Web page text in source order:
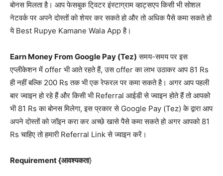
बोनस मिलता है। आप फेसबुक टि्वटर इंस्टाग्राम व्हाट्सएप किसी भी सोशल
नेटवर्क पर अपने दोस्तों को शेयर कर सकते हो और तो अधिक पैसे कमा सकते हो
ये Best Rupye Kamane Wala App है।
Earn Money From Google Pay (Tez) समय-समय पर इस
एप्लीकेशन में offer भी आते रहते हैं, उस offer का लाभ उठाकर आप 81 Rs
ही नहीं बल्कि 200 Rs तक भी एक रेफरल पर कमा सकते है। अगर आप पहली
बार ज्वाइन हो रहे हैं और किसी भी Referral आईडी से ज्वाइन होते हैं तो आपको
भी 81 Rs का बोनस मिलेगा, इस प्रकार से Google Pay (Tez) के द्वारा आप
अपने दोस्तों को जॉइन करा कर अच्छे खासे पैसे कमा सकते हो अगर आपको 81
Rs चाहिए तो हमारी Referral Link से ज्वाइन करें।
Requirement {आवश्यकता}